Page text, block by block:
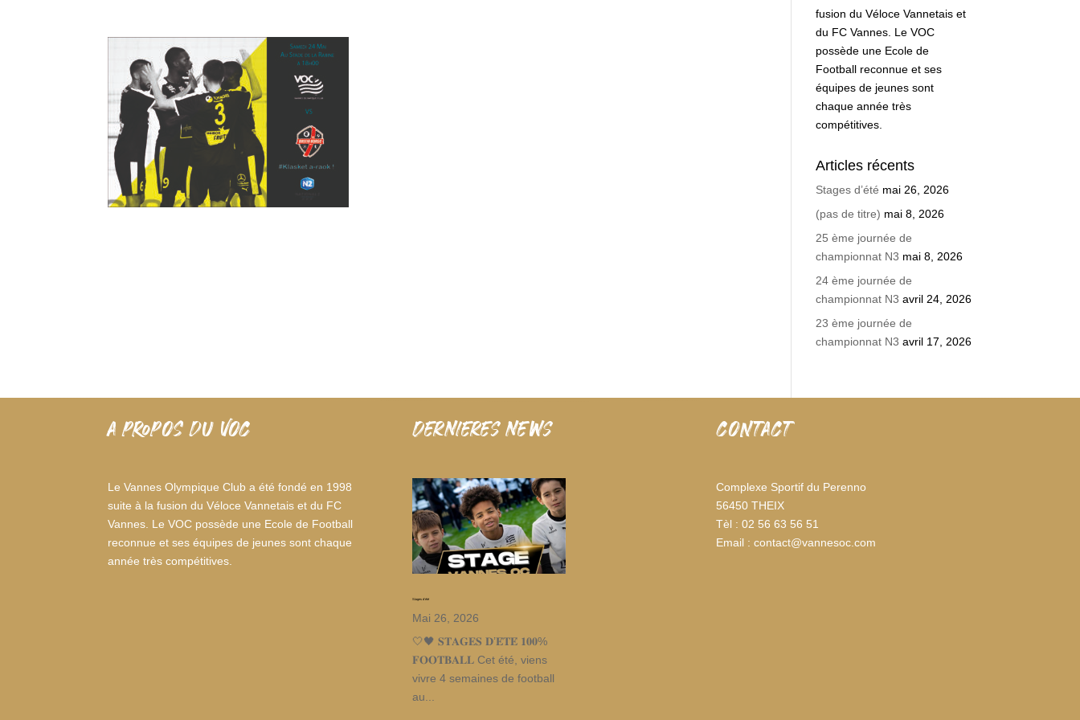
fusion du Véloce Vannetais et
du FC Vannes. Le VOC
possède une Ecole de
Football reconnue et ses
équipes de jeunes sont
chaque année très
compétitives.
Articles récents
Stages d’été mai 26, 2026
(pas de titre) mai 8, 2026
25 ème journée de
championnat N3 mai 8, 2026
24 ème journée de
championnat N3 avril 24, 2026
23 ème journée de
championnat N3 avril 17, 2026
A PROPOS DU VOC
Le Vannes Olympique Club a été fondé en 1998
suite à la fusion du Véloce Vannetais et du FC
Vannes. Le VOC possède une Ecole de Football
reconnue et ses équipes de jeunes sont chaque
année très compétitives.
dernieres news
Stages d’été
Mai 26, 2026
🤍🖤 𝐒𝐓𝐀𝐆𝐄𝐒 𝐃’𝐄́𝐓𝐄́ 𝟏𝟎𝟎%
𝐅𝐎𝐎𝐓𝐁𝐀𝐋𝐋 Cet été, viens
vivre 4 semaines de football
au...
CONTACT
Complexe Sportif du Perenno
56450 THEIX
Tèl : 02 56 63 56 51
Email : contact@vannesoc.com